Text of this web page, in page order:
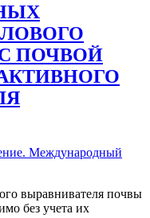
ПОЧВОЙ
Международный
выравнивателя почвы
без учета их